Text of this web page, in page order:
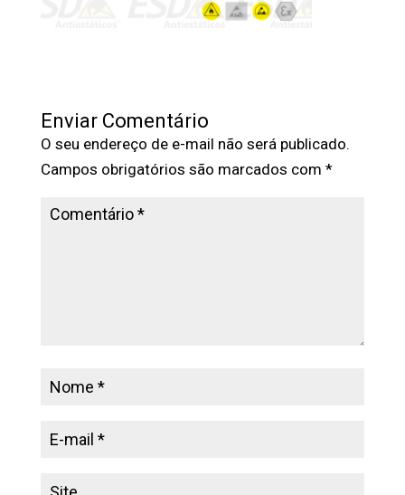
Enviar Comentário
O seu endereço de e-mail não será publicado.
Campos obrigatórios são marcados com *